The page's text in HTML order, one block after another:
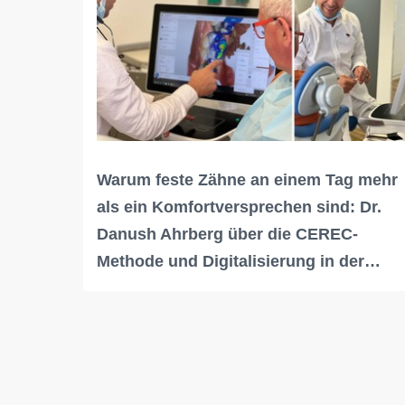
Warum feste Zähne an einem Tag mehr
als ein Komfortversprechen sind: Dr.
Danush Ahrberg über die CEREC-
Methode und Digitalisierung in der…